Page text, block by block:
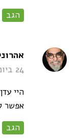
הגב
24 ביוני 2021 12:28
היי
אפשר
הגב